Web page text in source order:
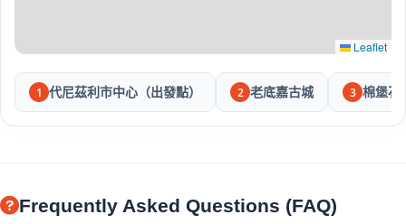
Leaflet
1 代尼茲利市中心（出發點） 2 老底嘉古城 3 棉堡石
Frequently Asked Questions (FAQ)